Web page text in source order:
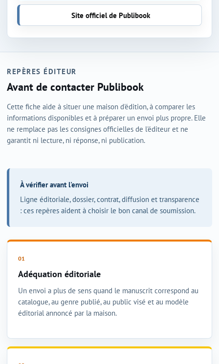
Site officiel de Publibook
REPÈRES ÉDITEUR
Avant de contacter Publibook
Cette fiche aide à situer une maison d'édition, à comparer les
informations disponibles et à préparer un envoi plus propre. Elle
ne remplace pas les consignes officielles de l'éditeur et ne
garantit ni lecture, ni réponse, ni publication.
À vérifier avant l'envoi
Ligne éditoriale, dossier, contrat, diffusion et transparence
: ces repères aident à choisir le bon canal de soumission.
Adéquation éditoriale
Un envoi a plus de sens quand le manuscrit correspond au
catalogue, au genre publié, au public visé et au modèle
éditorial annoncé par la maison.